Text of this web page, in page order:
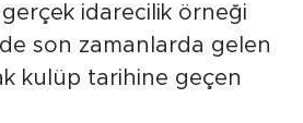
idarecilik örneği
son zamanlarda gelen
kulüp tarihine geçen